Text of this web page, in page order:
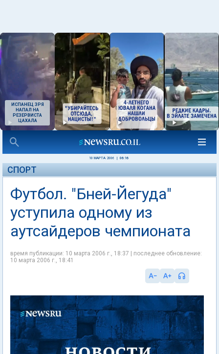
ИСПАНЕЦ ЗРЯ
НАПАЛ НА
РЕЗЕРВИСТА
ЦАХАЛА
10 МАРТА 2006 06:16
СПОРТ
Футбол. "Бней-Йегуда"
уступила одному из
аутсайдеров чемпионата
время публикации: 10 марта 2006 г., 18:37 | последнее обновление:
10 марта 2006 г., 18:41